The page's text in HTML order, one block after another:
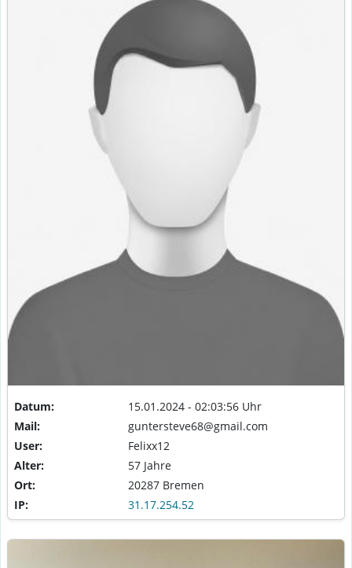
Datum:
15.01.2024 - 02:03:56 Uhr
Mail:
guntersteve68@gmail.com
User:
Felixx12
Alter:
57 Jahre
Ort:
20287 Bremen
IP:
31.17.254.52